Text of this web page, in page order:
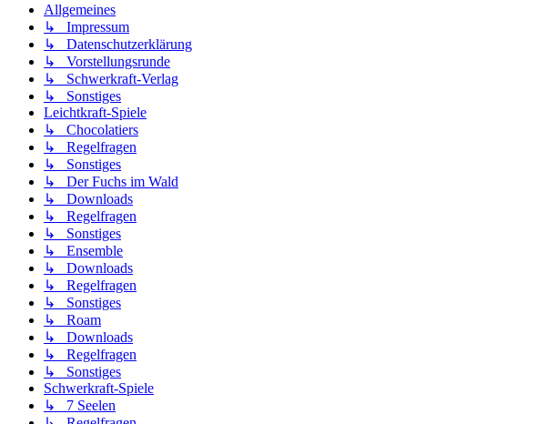
Allgemeines
↳ Impressum
↳ Datenschutzerklärung
↳ Vorstellungsrunde
↳ Schwerkraft-Verlag
↳ Sonstiges
Leichtkraft-Spiele
↳ Chocolatiers
↳ Regelfragen
↳ Sonstiges
↳ Der Fuchs im Wald
↳ Downloads
↳ Regelfragen
↳ Sonstiges
↳ Ensemble
↳ Downloads
↳ Regelfragen
↳ Sonstiges
↳ Roam
↳ Downloads
↳ Regelfragen
↳ Sonstiges
Schwerkraft-Spiele
↳ 7 Seelen